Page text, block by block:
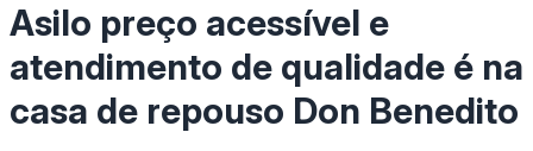
Asilo preço acessível e
atendimento de qualidade é na
casa de repouso Don Benedito